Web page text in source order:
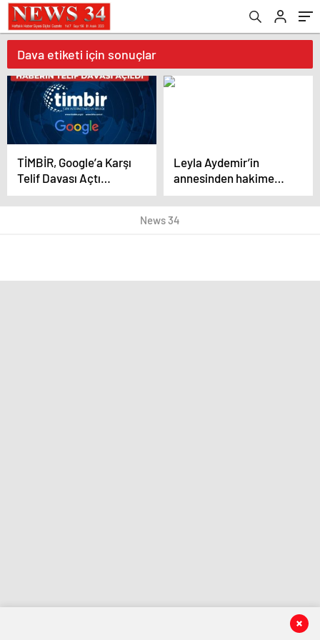
Dava etiketi için sonuçlar
TİMBİR, Google’a Karşı
Telif Davası Açtı
“Üyelerimize telif
ücreti öde!”
Leyla Aydemir’in
annesinden hakime
yürek sızlatan
sözler!Salonu terk etti!
News 34